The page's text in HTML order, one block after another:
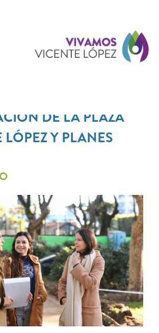
INICIO
VICENTE LOPEZ
DE TRÁMITES
CONTACTO
DE LA PLAZA
LÓPEZ Y PLANES